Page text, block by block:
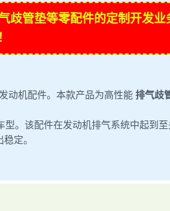
管垫等零配件的定制开发业
动机配件。本款产品为高性能 排气歧
型。该配件在发动机排气系统中起到至
定。